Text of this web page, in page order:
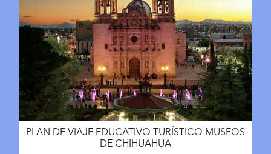
PLAN DE VIAJE EDUCATIVO TURÍSTICO MUSEOS
DE CHIHUAHUA